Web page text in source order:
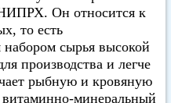
Он относится к
то есть
набором сырья высокой
производства и легче
рыбную и кровяную
минеральный